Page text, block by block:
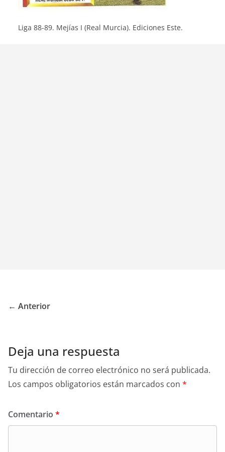
Liga 88-89. Mejías I (Real Murcia). Ediciones Este.
← Anterior
Deja una respuesta
Tu dirección de correo electrónico no será publicada.
Los campos obligatorios están marcados con *
Comentario *